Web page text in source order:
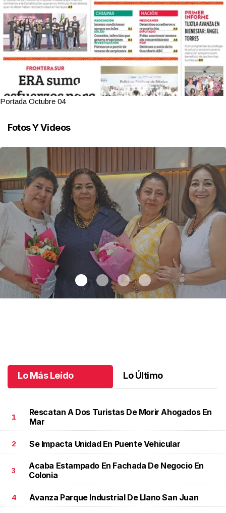
Portada Octubre 03
Fotos Y Videos
Lo Más Leído Lo Último
1
Rescatan A Dos Turistas De Morir Ahogados En
Mar
2 Se Impacta Unidad En Puente Vehicular
3
Acaba Estampado En Fachada De Negocio En
Colonia
4 Avanza Parque Industrial De Llano San Juan